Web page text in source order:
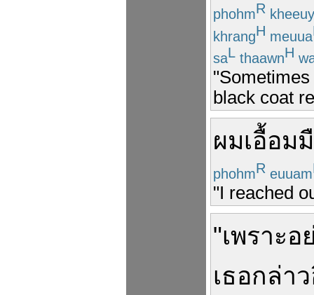
phohmR kheeuy
khrangH meuua
saL thaawnH
black coat
ผมเอื้อม
phohmR euuam
"I reached
"เพราะอ
เธอกล่าว